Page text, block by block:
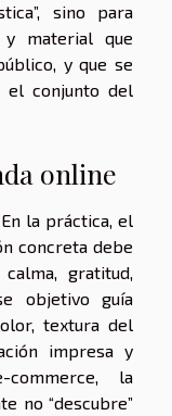
sino para
y material que
y que se
el conjunto del
online
la práctica, el
concreta debe
gratitud,
objetivo guía
textura del
impresa y
la
no “descubre”